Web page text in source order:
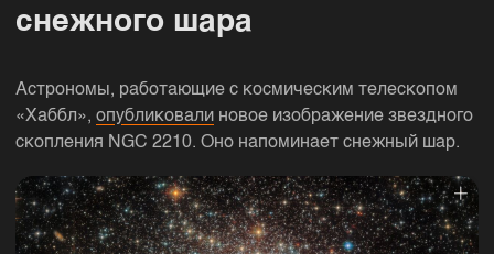
снежного шара
Астрономы, работающие с космическим телескопом
«Хаббл», опубликовали новое изображение звездного
скопления NGC 2210. Оно напоминает снежный шар.